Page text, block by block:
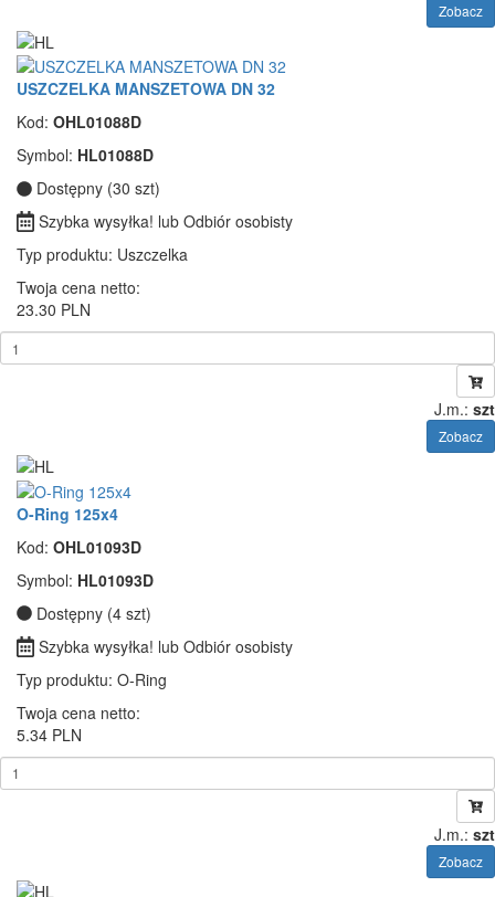
Zobacz
USZCZELKA MANSZETOWA DN 32
Kod: OHL01088D
Symbol: HL01088D
Dostępny (30 szt)
Szybka wysyłka! lub Odbiór osobisty
Typ produktu: Uszczelka
Twoja cena netto:
23.30 PLN
J.m.: szt
Zobacz
O-Ring 125x4
Kod: OHL01093D
Symbol: HL01093D
Dostępny (4 szt)
Szybka wysyłka! lub Odbiór osobisty
Typ produktu: O-Ring
Twoja cena netto:
5.34 PLN
J.m.: szt
Zobacz